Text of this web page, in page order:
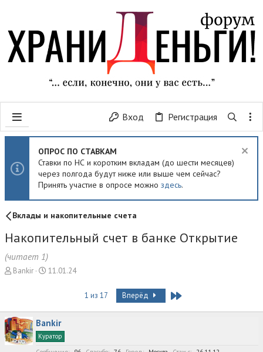
Вход Регистрация
ОПРОС ПО СТАВКАМ
Ставки по НС и коротким вкладам (до шести месяцев)
через полгода будут ниже или выше чем сейчас?
Принять участие в опросе можно здесь.
Вклады и накопительные счета
Накопительный счет в банке Открытие
(читает 1)
А
р
т
е
м
Bankir
Д
н
а
ч
а
11.01.24
1 из 17 Вперёд Last
Bankir
Куратор